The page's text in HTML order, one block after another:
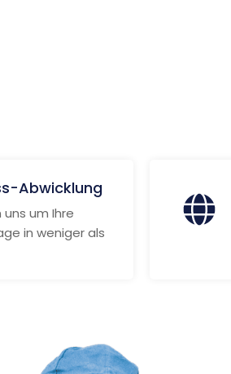
Abwicklung
um Ihre
in weniger als